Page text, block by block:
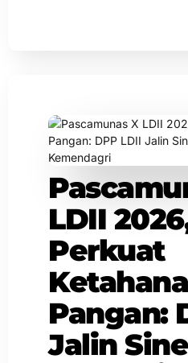
LDII
Perkuat
Pangan:
Jalin